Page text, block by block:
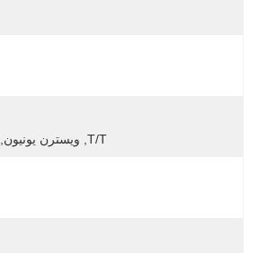
T/T, ويسترن يونيون, MoneyGram, باي بال